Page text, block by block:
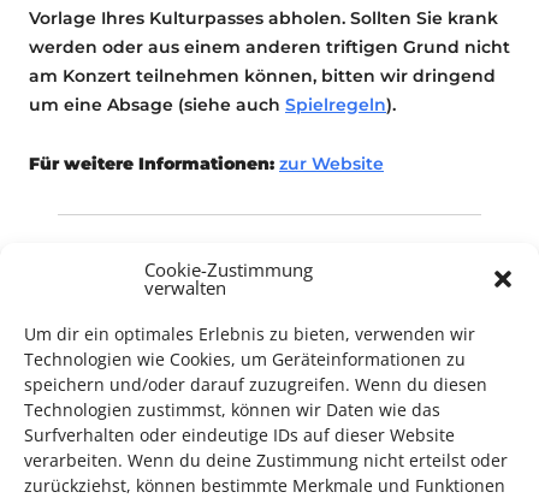
Cookie-Zustimmung
verwalten
Um dir ein optimales Erlebnis zu bieten, verwenden wir
Technologien wie Cookies, um Geräteinformationen zu
speichern und/oder darauf zuzugreifen. Wenn du diesen
Technologien zustimmst, können wir Daten wie das
Surfverhalten oder eindeutige IDs auf dieser Website
verarbeiten. Wenn du deine Zustimmung nicht erteilst oder
zurückziehst, können bestimmte Merkmale und Funktionen
Vorlage Ihres Kulturpasses abholen. Sollten Sie krank
werden oder aus einem anderen triftigen Grund nicht
am Konzert teilnehmen können, bitten wir dringend
um eine Absage (siehe auch Spielregeln).
Für weitere Informationen: zur Website
TECHNIK SUPPORT GESUCHT!